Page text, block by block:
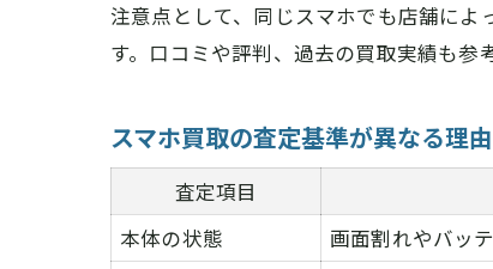
注意点として、同じスマホでも店舗に
す。口コミや評判、過去の買取実績も参
スマホ買取の査定基準が異なる理由
査定項目
本体の状態
画面割れやバッ